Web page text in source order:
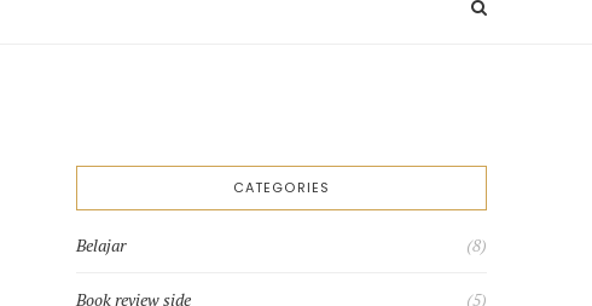
CATEGORIES
Belajar (8)
Book review side (5)